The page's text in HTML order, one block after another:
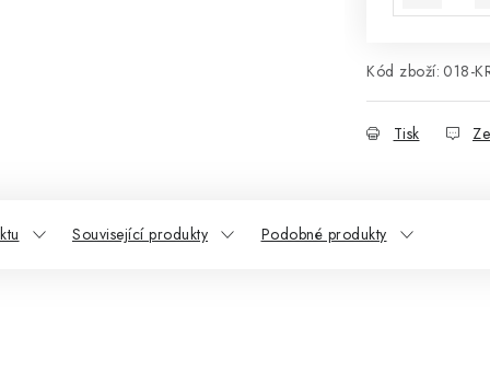
Kód zboží: 018-
Tisk
Související produkty Podobné produkty